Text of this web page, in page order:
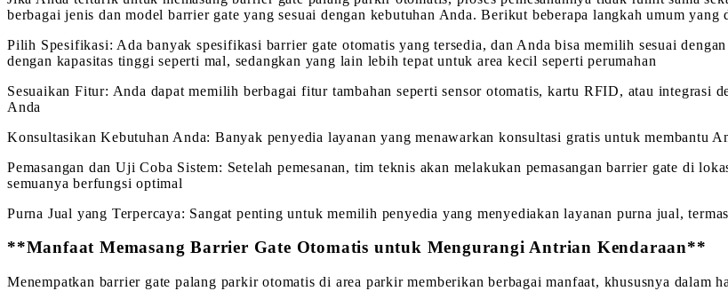
berbagai jenis dan model barrier gate yang sesuai dengan kebutuhan Anda. Berikut beberapa langkah umum yang
Pilih Spesifikasi: Ada banyak spesifikasi barrier gate otomatis yang tersedia, dan Anda bisa memilih sesuai
dengan kapasitas tinggi seperti mal, sedangkan yang lain lebih tepat untuk area kecil seperti perumahan
Sesuaikan Fitur: Anda dapat memilih berbagai fitur tambahan seperti sensor otomatis, kartu RFID, atau integrasi
Anda
Konsultasikan Kebutuhan Anda: Banyak penyedia layanan yang menawarkan konsultasi gratis untuk membantu
Pemasangan dan Uji Coba Sistem: Setelah pemesanan, tim teknis akan melakukan pemasangan barrier gate di
semuanya berfungsi optimal
Purna Jual yang Terpercaya: Sangat penting untuk memilih penyedia yang menyediakan layanan purna jual,
**Manfaat Memasang Barrier Gate Otomatis untuk Mengurangi Antrian Kendaraan**
Menempatkan barrier gate palang parkir otomatis di area parkir memberikan berbagai manfaat, khususnya dalam